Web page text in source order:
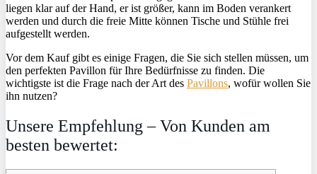
liegen klar auf der Hand, er ist größer, kann im Boden verankert
werden und durch die freie Mitte können Tische und Stühle frei
aufgestellt werden.
Vor dem Kauf gibt es einige Fragen, die Sie sich stellen müssen, um
den perfekten Pavillon für Ihre Bedürfnisse zu finden. Die
wichtigste ist die Frage nach der Art des Pavillons, wofür wollen Sie
ihn nutzen?
Unsere Empfehlung – Von Kunden am
besten bewertet: